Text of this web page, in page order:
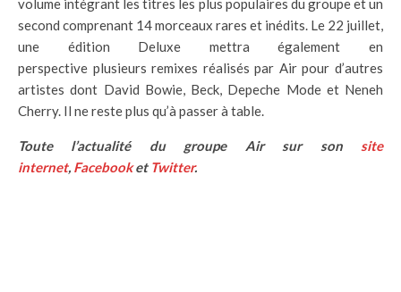
volume intégrant les titres les plus populaires du groupe et un
second comprenant 14 morceaux rares et inédits. Le 22 juillet,
une édition Deluxe mettra également en
perspective plusieurs remixes réalisés par Air pour d’autres
artistes dont David Bowie, Beck, Depeche Mode et Neneh
Cherry. Il ne reste plus qu’à passer à table.
Toute l’actualité du groupe Air sur son site
internet, Facebooket Twitter.